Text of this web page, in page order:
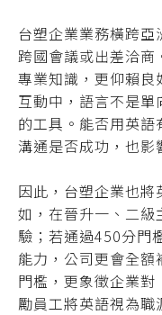
台塑企業業務橫跨
跨國會議或出差洽商
專業知識，更仰賴良
互動中，語言不是
的工具。能否用英
溝通是否成功，也影
因此，台塑企業也
如，在晉升一、二級
驗；若通過450分門
能力，公司更會全
門檻，更象徵企業
勵員工將英語視為職